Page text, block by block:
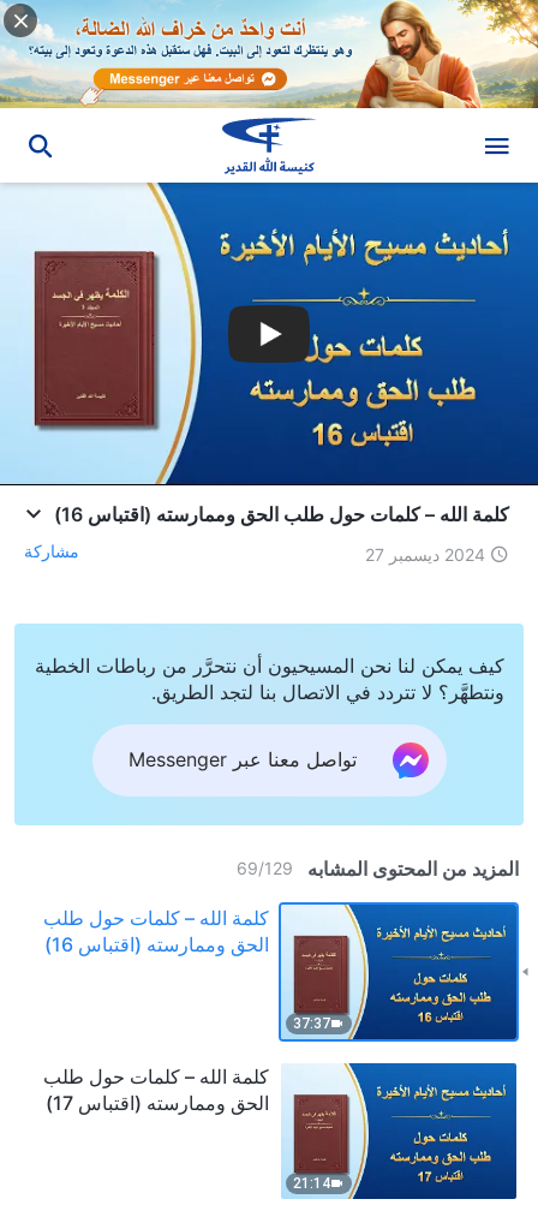
كلمة الله – كلمات حول طلب الحق وممارسته (اقتباس 16)
2024 ديسمبر 27 مشاركة
كيف يمكن لنا نحن المسيحيون أن نتحرَّر من رباطات الخطية
ونتطهَّر؟ لا تتردد في الاتصال بنا لتجد الطريق.
تواصل معنا عبر Messenger
المزيد من المحتوى المشابه 69/129
37:37
كلمة الله – كلمات حول طلب
الحق وممارسته (اقتباس 16)
21:14
كلمة الله – كلمات حول طلب
الحق وممارسته (اقتباس 17)